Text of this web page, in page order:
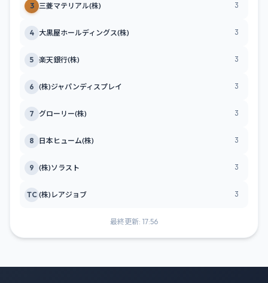
3 三菱マテリアル(株) 3
4 大黒屋ホールディングス(株) 3
5 楽天銀行(株) 3
6 (株)ジャパンディスプレイ 3
7 グローリー(株) 3
8 日本ヒューム(株) 3
9 (株)ソラスト 3
TC (株)レアジョブ 3
最終更新: 17:56